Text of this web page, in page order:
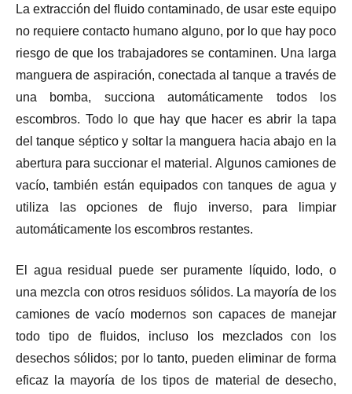
La extracción del fluido contaminado, de usar este equipo
no requiere contacto humano alguno, por lo que hay poco
riesgo de que los trabajadores se contaminen. Una larga
manguera de aspiración, conectada al tanque a través de
una bomba, succiona automáticamente todos los
escombros. Todo lo que hay que hacer es abrir la tapa
del tanque séptico y soltar la manguera hacia abajo en la
abertura para succionar el material. Algunos camiones de
vacío, también están equipados con tanques de agua y
utiliza las opciones de flujo inverso, para limpiar
automáticamente los escombros restantes.
El agua residual puede ser puramente líquido, lodo, o
una mezcla con otros residuos sólidos. La mayoría de los
camiones de vacío modernos son capaces de manejar
todo tipo de fluidos, incluso los mezclados con los
desechos sólidos; por lo tanto, pueden eliminar de forma
eficaz la mayoría de los tipos de material de desecho,